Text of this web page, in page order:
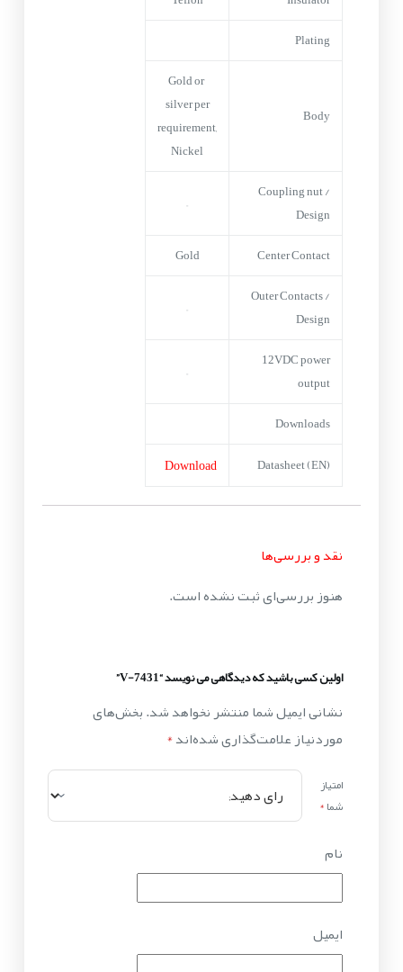
Plating
Body
Gold or
silver per
requirement,
Nickel
Coupling nut /
Design
–
Center Contact
Gold
Outer Contacts /
Design
–
12VDC power
output
–
Downloads
Datasheet (EN)
Download
نقد و بررسی‌ها
هنوز بررسی‌ای ثبت نشده است.
اولین کسی باشید که دیدگاهی می نویسد “V-7431”
نشانی ایمیل شما منتشر نخواهد شد.بخش‌های
موردنیاز علامت‌گذاری شده‌اند*
امتیاز
شما*
نام
ایمیل